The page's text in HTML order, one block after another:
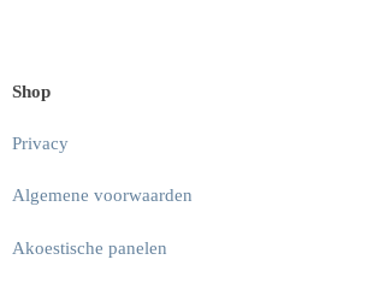
Shop
Privacy
Algemene voorwaarden
Akoestische panelen